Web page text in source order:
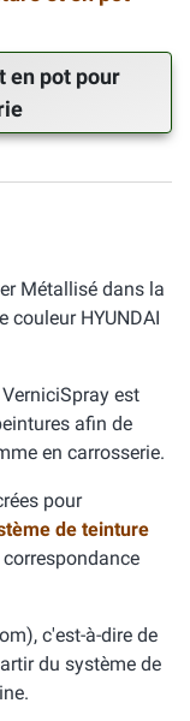
en pot pour
Métallisé dans la
couleur HYUNDAI
est
afin de
en carrosserie.
pour
de teinture
c'est-à-dire de
du système de